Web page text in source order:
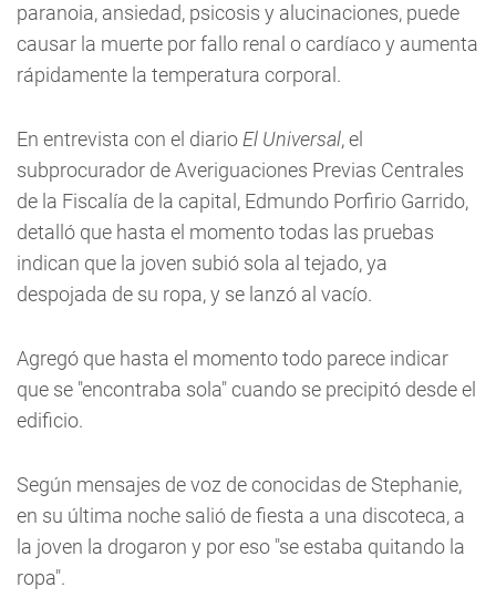
paranoia, ansiedad, psicosis y alucinaciones, puede
causar la muerte por fallo renal o cardíaco y aumenta
rápidamente la temperatura corporal.
En entrevista con el diario El Universal, el
subprocurador de Averiguaciones Previas Centrales
de la Fiscalía de la capital, Edmundo Porfirio Garrido,
detalló que hasta el momento todas las pruebas
indican que la joven subió sola al tejado, ya
despojada de su ropa, y se lanzó al vacío.
Agregó que hasta el momento todo parece indicar
que se "encontraba sola" cuando se precipitó desde el
edificio.
Según mensajes de voz de conocidas de Stephanie,
en su última noche salió de fiesta a una discoteca, a
la joven la drogaron y por eso "se estaba quitando la
ropa".